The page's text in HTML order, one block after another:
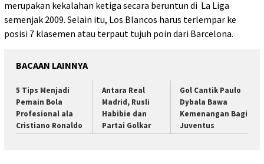
merupakan kekalahan ketiga secara beruntun di La Liga
semenjak 2009. Selain itu, Los Blancos harus terlempar ke
posisi 7 klasemen atau terpaut tujuh poin dari Barcelona.
BACAAN LAINNYA
5 Tips Menjadi
Pemain Bola
Profesional ala
Cristiano Ronaldo
Antara Real
Madrid, Rusli
Habibie dan
Partai Golkar
Gol Cantik Paulo
Dybala Bawa
Kemenangan Bagi
Juventus